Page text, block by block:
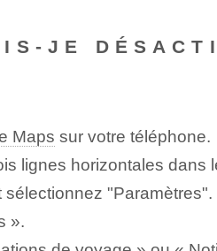
JE
Maps sur votre téléphone.
lignes horizontales dans
"Paramètres".
».